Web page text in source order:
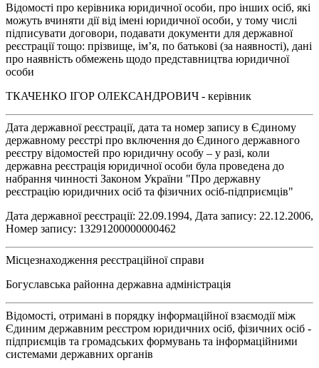
Відомості про керівника юридичної особи, про інших осіб, які
можуть вчиняти дії від імені юридичної особи, у тому числі
підписувати договори, подавати документи для державної
реєстрації тощо: прізвище, ім’я, по батькові (за наявності), дані
про наявність обмежень щодо представництва юридичної
особи
ТКАЧЕНКО ІГОР ОЛЕКСАНДРОВИЧ - керівник
Дата державної реєстрації, дата та номер запису в Єдиному
державному реєстрі про включення до Єдиного державного
реєстру відомостей про юридичну особу – у разі, коли
державна реєстрація юридичної особи була проведена до
набрання чинності Законом України "Про державну
реєстрацію юридичних осіб та фізичних осіб-підприємців"
Дата державної реєстрації: 22.09.1994, Дата запису: 22.12.2006,
Номер запису: 13291200000000462
Місцезнаходження реєстраційної справи
Богуславська районна державна адміністрація
Відомості, отримані в порядку інформаційної взаємодії між
Єдиним державним реєстром юридичних осіб, фізичних осіб -
підприємців та громадських формувань та інформаційними
системами державних органів